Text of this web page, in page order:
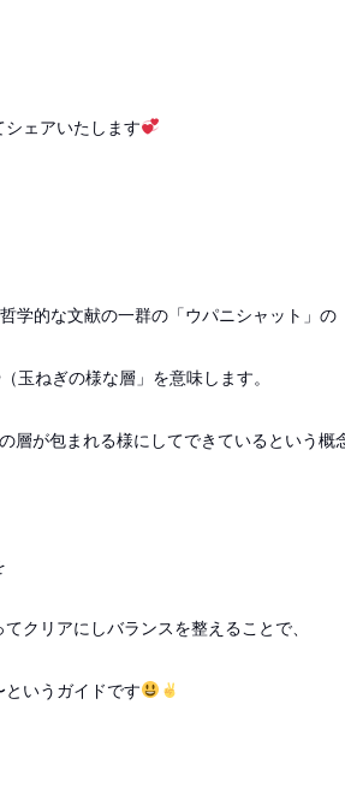
ェアいたします
学的な文献の一群の「ウパニシャット」の
玉ねぎの様な層」を意味します。
層が包まれる様にしてできているという概
クリアにしバランスを整えることで、
いうガイドです